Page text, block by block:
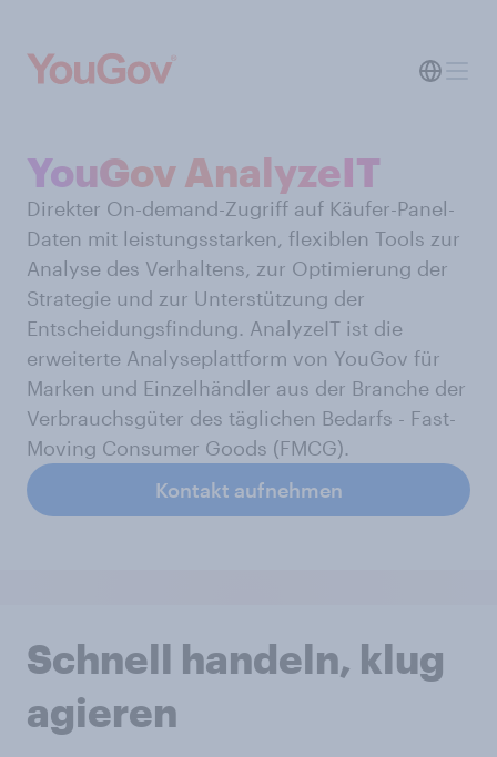
YouGov AnalyzeIT
Direkter On-demand-Zugriff auf Käufer-Panel-
Daten mit leistungsstarken, flexiblen Tools zur
Analyse des Verhaltens, zur Optimierung der
Strategie und zur Unterstützung der
Entscheidungsfindung. AnalyzeIT ist die
erweiterte Analyseplattform von YouGov für
Marken und Einzelhändler aus der Branche der
Verbrauchsgüter des täglichen Bedarfs - Fast-
Moving Consumer Goods (FMCG).
Kontakt aufnehmen
Schnell handeln, klug
agieren